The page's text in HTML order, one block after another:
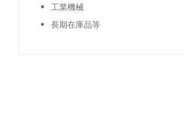
工業機械
長期在庫品等